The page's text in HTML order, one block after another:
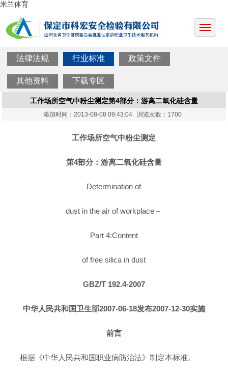
米兰体育
法律法规 行业标准 政策文件
其他资料 下载专区
工作场所空气中粉尘测定第4部分：游离二氧化硅含量
添加时间：2013-08-08 09:43:04 浏览次数：1700
工作场所空气中粉尘测定
第4部分：游离二氧化硅含量
Determination of
dust in the air of workplace－
Part 4:Content
of free silica in dust
GBZ/T 192.4-2007
中华人民共和国卫生部2007-06-18发布2007-12-30实施
前言
根据《中华人民共和国职业病防治法》制定本标准。